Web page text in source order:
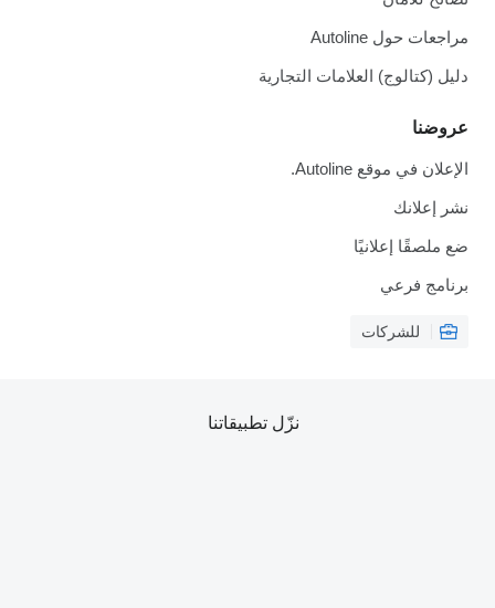
مراجعات حول Autoline
دليل (كتالوج) العلامات التجارية
عروضنا
الإعلان في موقع Autoline.
نشر إعلانك
ضع ملصقًا إعلانيًا
برنامج فرعي
للشركات
نزّل تطبيقاتنا